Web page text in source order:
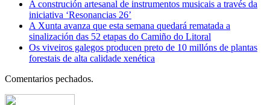
A construción artesanal de instrumentos musicais a través da
iniciativa ‘Resonancias 26’
A Xunta avanza que esta semana quedará rematada a
sinalización das 52 etapas do Camiño do Litoral
Os viveiros galegos producen preto de 10 millóns de plantas
forestais de alta calidade xenética
Comentarios pechados.